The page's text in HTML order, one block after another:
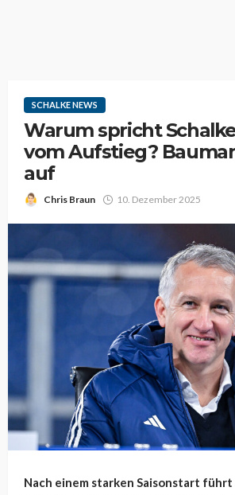
SCHALKE NEWS
Warum spricht
vom Aufstieg?
auf
Chris Braun 10. Dezember 2025
Nach einem starken Saisonstart führt